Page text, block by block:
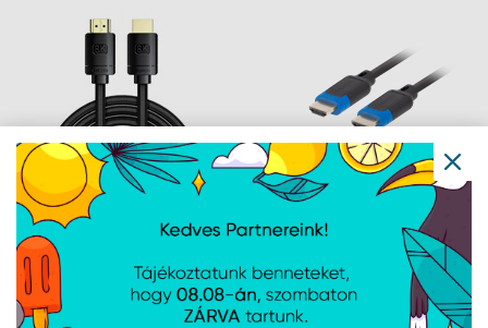
Baseus High Definition
HDMI 8K kábel, 2m,
fekete
Lanberg HDMI M/M V2.1
kábel 1,8 méter,
8K@60HZ, CCS, fekete